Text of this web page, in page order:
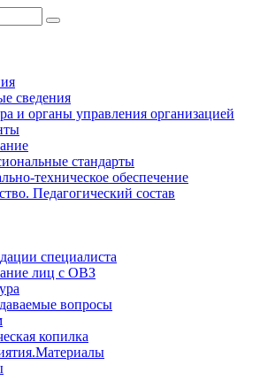
сведения
и органы управления организацией
стандарты
техническое обеспечение
Педагогический состав
специалиста
лиц с ОВЗ
вопросы
копилка